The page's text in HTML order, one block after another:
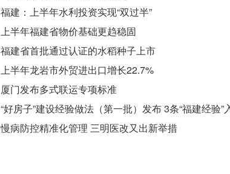
福建：上半年水利投资实现“双过半”
上半年福建省物价基础更趋稳固
福建省首批通过认证的水稻种子上市
上半年龙岩市外贸进出口增长22.7%
厦门发布多式联运专项标准
“好房子”建设经验做法（第一批）发布 3条“福建经验”
慢病防控精准化管理 三明医改又出新举措